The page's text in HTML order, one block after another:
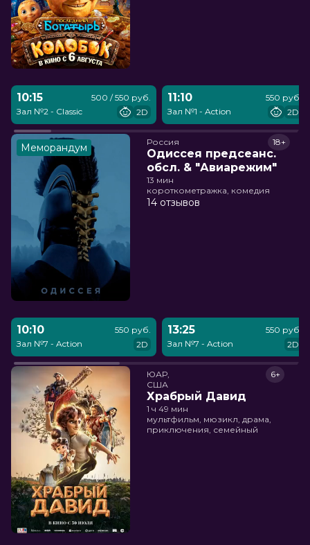
10:15
Зал №2 - Classic
500 / 550 руб.
2D
11:10
Зал №1 - Action
550 руб.
2D
Меморандум Россия
Одиссея предсеанс.
обсл. & "Авиарежим"
18+
13 мин
короткометражка, комедия
14 отзывов
10:10
Зал №7 - Action
550 руб.
2D
13:25
Зал №7 - Action
550 руб.
2D
ЮАР,
США
Храбрый Давид
6+
1 ч 49 мин
мультфильм, мюзикл, драма,
приключения, семейный